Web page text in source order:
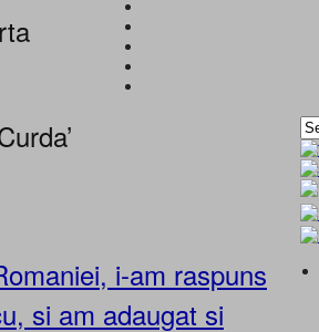
i-am raspuns
si am adaugat si